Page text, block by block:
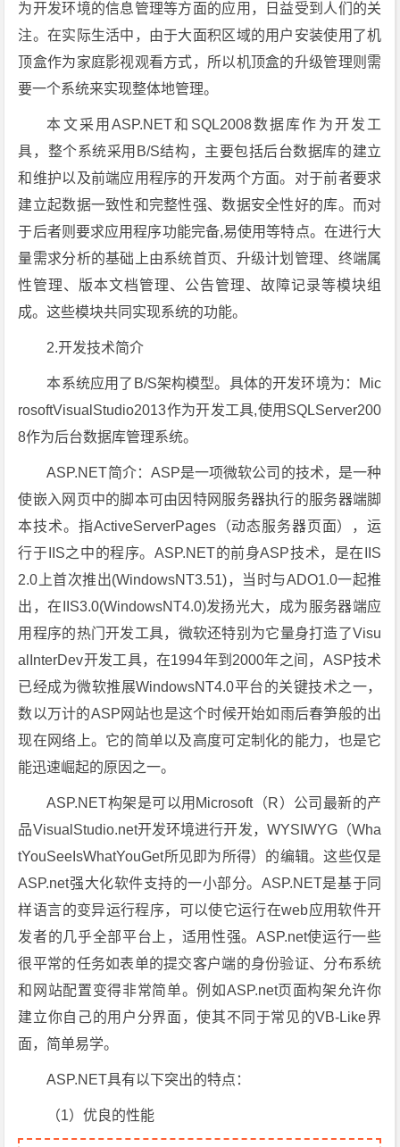
为开发环境的信息管理等方面的应用，日益受到人们的关
注。在实际生活中，由于大面积区域的用户安装使用了机
顶盒作为家庭影视观看方式，所以机顶盒的升级管理则需
要一个系统来实现整体地管理。
本文采用ASP.NET和SQL2008数据库作为开发工
具，整个系统采用B/S结构，主要包括后台数据库的建立
和维护以及前端应用程序的开发两个方面。对于前者要求
建立起数据一致性和完整性强、数据安全性好的库。而对
于后者则要求应用程序功能完备,易使用等特点。在进行大
量需求分析的基础上由系统首页、升级计划管理、终端属
性管理、版本文档管理、公告管理、故障记录等模块组
成。这些模块共同实现系统的功能。
2.开发技术简介
本系统应用了B/S架构模型。具体的开发环境为：Mic
rosoftVisualStudio2013作为开发工具,使用SQLServer200
8作为后台数据库管理系统。
ASP.NET简介：ASP是一项微软公司的技术，是一种
使嵌入网页中的脚本可由因特网服务器执行的服务器端脚
本技术。指ActiveServerPages（动态服务器页面），运
行于IIS之中的程序。ASP.NET的前身ASP技术，是在IIS
2.0上首次推出(WindowsNT3.51)，当时与ADO1.0一起推
出，在IIS3.0(WindowsNT4.0)发扬光大，成为服务器端应
用程序的热门开发工具，微软还特别为它量身打造了Visu
alInterDev开发工具，在1994年到2000年之间，ASP技术
已经成为微软推展WindowsNT4.0平台的关键技术之一，
数以万计的ASP网站也是这个时候开始如雨后春笋般的出
现在网络上。它的简单以及高度可定制化的能力，也是它
能迅速崛起的原因之一。
ASP.NET构架是可以用Microsoft（R）公司最新的产
品VisualStudio.net开发环境进行开发，WYSIWYG（Wha
tYouSeeIsWhatYouGet所见即为所得）的编辑。这些仅是
ASP.net强大化软件支持的一小部分。ASP.NET是基于同
样语言的变异运行程序，可以使它运行在web应用软件开
发者的几乎全部平台上，适用性强。ASP.net使运行一些
很平常的任务如表单的提交客户端的身份验证、分布系统
和网站配置变得非常简单。例如ASP.net页面构架允许你
建立你自己的用户分界面，使其不同于常见的VB-Like界
面，简单易学。
ASP.NET具有以下突出的特点：
（1）优良的性能